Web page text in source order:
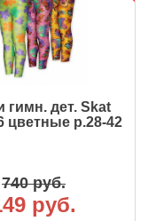
гимн. дет. Skat
цветные р.28-42
740 руб.
руб.